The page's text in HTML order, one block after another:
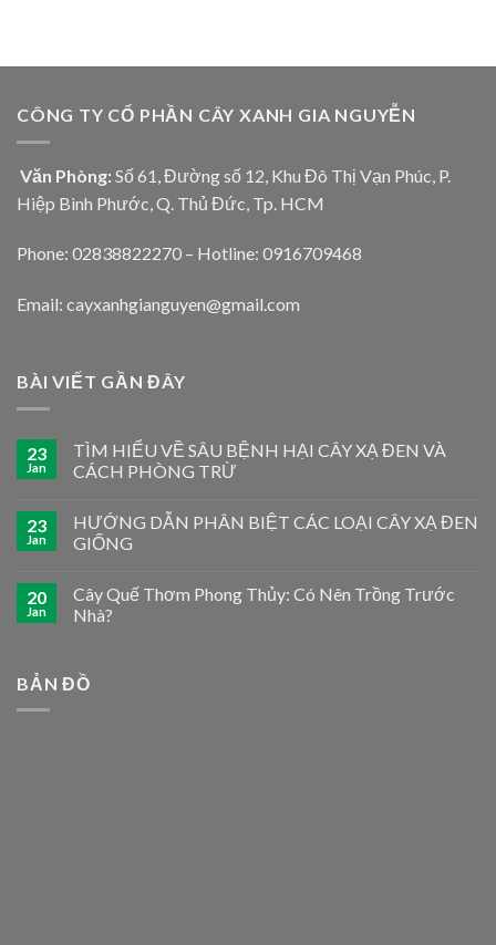
CÔNG TY CỔ PHẦN CÂY XANH GIA NGUYỄN
Văn Phòng: Số 61, Đường số 12, Khu Đô Thị Vạn Phúc, P.
Hiệp Bình Phước, Q. Thủ Đức, Tp. HCM
Phone: 02838822270 – Hotline: 0916709468
Email: cayxanhgianguyen@gmail.com
BÀI VIẾT GẦN ĐÂY
23
Jan
TÌM HIỂU VỀ SÂU BỆNH HẠI CÂY XẠ ĐEN VÀ
CÁCH PHÒNG TRỪ
23
Jan
HƯỚNG DẪN PHÂN BIỆT CÁC LOẠI CÂY XẠ ĐEN
GIỐNG
20
Jan
Cây Quế Thơm Phong Thủy: Có Nên Trồng Trước
Nhà?
BẢN ĐỒ